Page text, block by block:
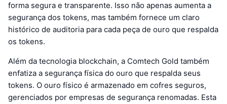
forma segura e transparente. Isso não apenas aumenta a
segurança dos tokens, mas também fornece um claro
histórico de auditoria para cada peça de ouro que respalda
os tokens.
Além da tecnologia blockchain, a Comtech Gold também
enfatiza a segurança física do ouro que respalda seus
tokens. O ouro físico é armazenado em cofres seguros,
gerenciados por empresas de segurança renomadas. Esta